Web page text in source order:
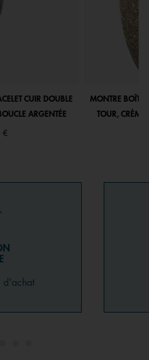
CUIR DOUBLE
ARGENTÉE
€
MONTRE
TOUR, CRÈME
d'achat